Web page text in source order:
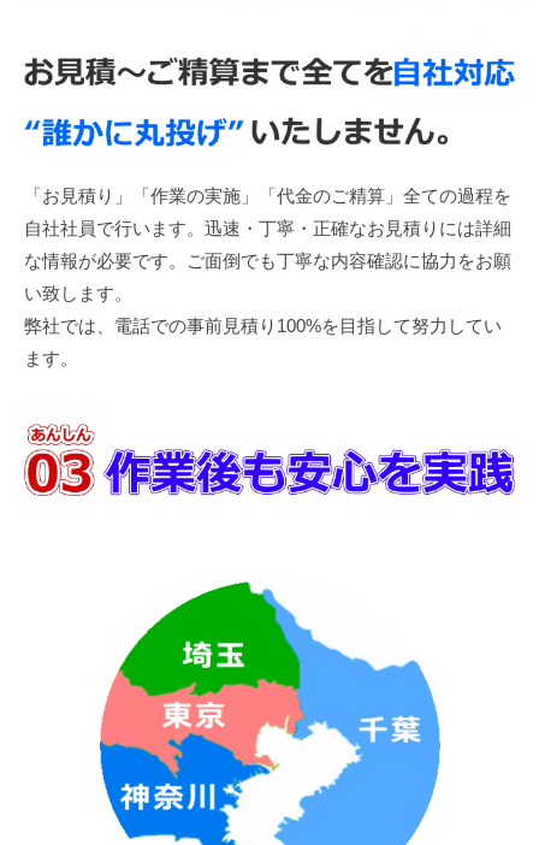
「お見積り」「作業の実施」「代金のご精算」全ての過程を
自社社員で行います。迅速・丁寧・正確なお見積りには詳細
な情報が必要です。ご面倒でも丁寧な内容確認に協力をお願
い致します。
弊社では、電話での事前見積り100%を目指して努力してい
ます。